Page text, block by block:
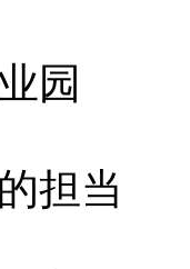
园
担当